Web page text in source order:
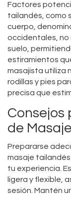
Factores
tailandés, como
cuerpo,
occidentales, no
suelo,
estiramientos
masajista utiliza
rodillas y pies
precisa que
Consejos
de
Prepararse
masaje
tu experiencia.
ligera y flexible,
sesión. Mantén